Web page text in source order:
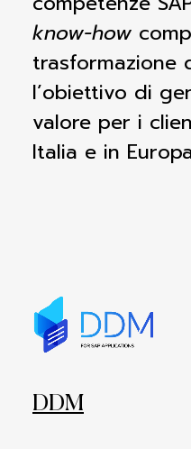
know-how
trasformazione
l’obiettivo di
valore per i
Italia e in
DDM